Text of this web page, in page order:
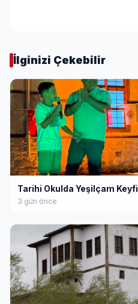
İlginizi Çekebilir
Tarihi Okulda Yeşilçam Keyfi
3 gün önce